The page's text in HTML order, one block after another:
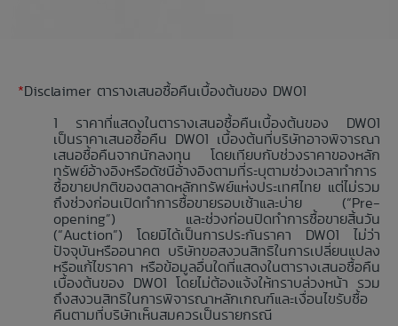
*Disclaimer ตารางเสนอซื้อคืนเบื้องต้นของ DW01
ราคาที่แสดงในตารางเสนอซื้อคืนเบื้องต้นของ DW01
เป็นราคาเสนอซื้อคืน DW01 เบื้องต้นที่บริษัทอาจพิจารณา
เสนอซื้อคืนจากนักลงทุน โดยเทียบกับช่วงราคาของหลัก
ทรัพย์อ้างอิงหรือดัชนีอ้างอิงตามที่ระบุตามช่วงเวลาทำการ
ซื้อขายปกติของตลาดหลักทรัพย์แห่งประเทศไทย แต่ไม่รวม
ถึงช่วงก่อนเปิดทำการซื้อขายรอบเช้าและบ่าย (“Pre-
opening”) และช่วงก่อนปิดทำการซื้อขายสิ้นวัน
(“Auction”) โดยมิได้เป็นการประกันราคา DW01 ไม่ว่า
ปัจจุบันหรืออนาคต บริษัทขอสงวนสิทธิในการเปลี่ยนแปลง
หรือแก้ไขราคา หรือข้อมูลอื่นใดที่แสดงในตารางเสนอซื้อคืน
เบื้องต้นของ DW01 โดยไม่ต้องแจ้งให้ทราบล่วงหน้า รวม
ถึงสงวนสิทธิในการพิจารณาหลักเกณฑ์และเงื่อนไขรับซื้อ
คืนตามที่บริษัทเห็นสมควรเป็นรายกรณี